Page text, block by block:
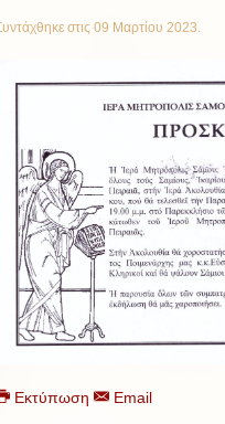
στις 09 Μαρτίου 2023.
Εκτύπωση Email